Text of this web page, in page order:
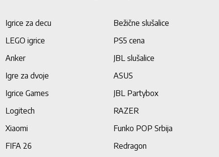
Igrice za decu
Bežične slušalice
LEGO igrice
PS5 cena
Anker
JBL slušalice
Igre za dvoje
ASUS
Igrice Games
JBL Partybox
Logitech
RAZER
Xiaomi
Funko POP Srbija
FIFA 26
Redragon